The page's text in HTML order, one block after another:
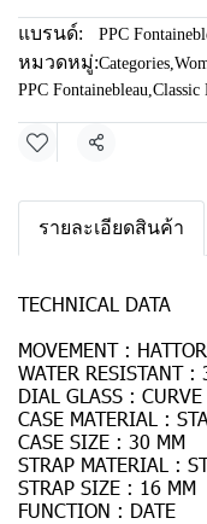
แบรนด์: PPC
หมวดหมู่:Categories,
PPC Fontainebleau,Classic
แชร์
รายละเอียดสินค้า
TECHNICAL DATA
MOVEMENT :
WATER RESISTANT :
DIAL GLASS : CURVE
CASE MATERIAL :
CASE SIZE : 30 MM
STRAP MATERIAL :
STRAP SIZE : 16 MM
FUNCTION : DATE